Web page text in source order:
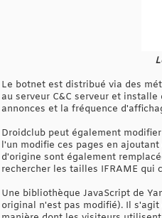
Le botnet est distribué via des
au serveur C&C serveur et
annonces et la fréquence
Droidclub peut également
l'un modifie ces pages en
d'origine sont également
rechercher les tailles IFRAME qui
Une bibliothèque JavaScript de
original n'est pas modifié). Il